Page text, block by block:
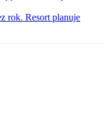
rok. Resort planuje